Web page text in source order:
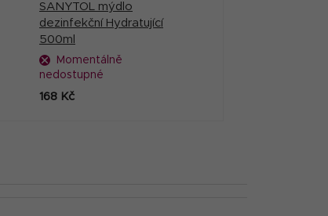
SANYTOL mýdlo
dezinfekční Hydratující
500ml
Momentálně
nedostupné
168 Kč